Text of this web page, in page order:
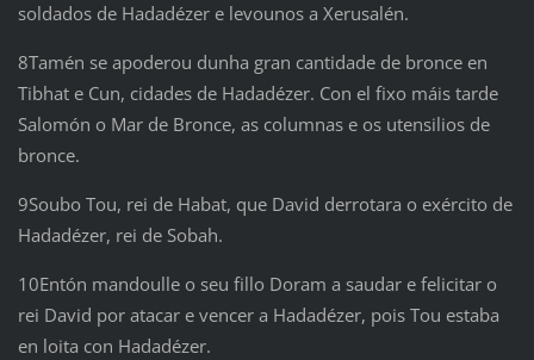
soldados de Hadadézer e levounos a Xerusalén.
8Tamén se apoderou dunha gran cantidade de bronce en
Tibhat e Cun, cidades de Hadadézer. Con el fixo máis tarde
Salomón o Mar de Bronce, as columnas e os utensilios de
bronce.
9Soubo Tou, rei de Habat, que David derrotara o exército de
Hadadézer, rei de Sobah.
10Entón mandoulle o seu fillo Doram a saudar e felicitar o
rei David por atacar e vencer a Hadadézer, pois Tou estaba
en loita con Hadadézer.